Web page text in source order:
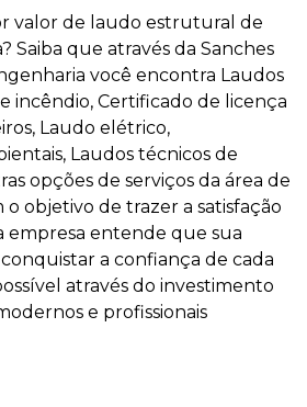
valor de laudo estrutural de
Saiba que através da Sanches
você encontra Laudos
incêndio, Certificado de licença
Laudo elétrico,
Laudos técnicos de
opções de serviços da área de
o objetivo de trazer a satisfação
empresa entende que sua
a confiança de cada
através do investimento
e profissionais